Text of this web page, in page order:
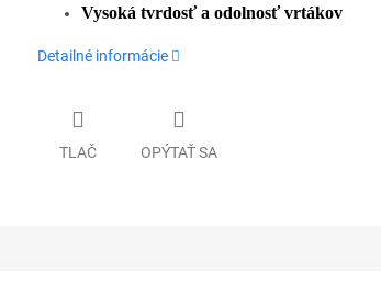
Vysoká tvrdosť a odolnosť vrtákov
Detailné informácie
TLAČ OPÝTAŤ SA